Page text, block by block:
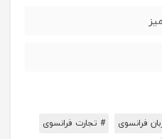
فرانسوی
# تجارت فرانسوی